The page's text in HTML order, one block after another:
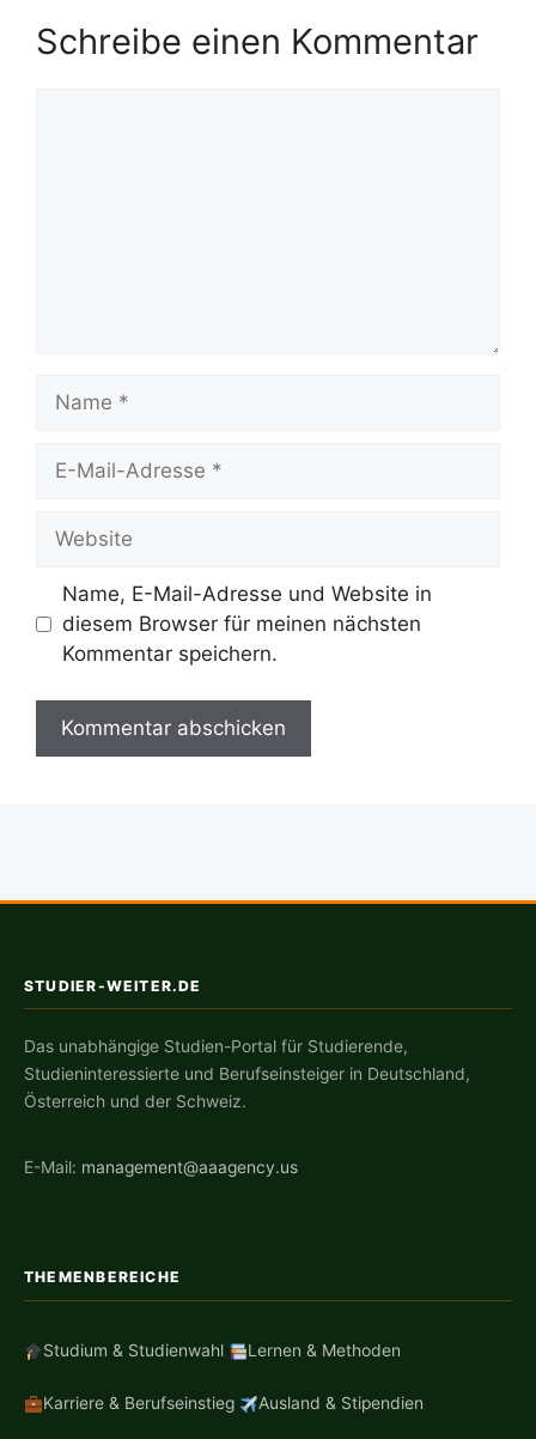
Schreibe einen Kommentar
Name
Website
Name, E-Mail-Adresse und Website in
diesem Browser für meinen nächsten
Kommentar speichern.
STUDIER-WEITER.DE
Das unabhängige Studien-Portal für Studierende,
Studieninteressierte und Berufseinsteiger in Deutschland,
Österreich und der Schweiz.
E-Mail: management@aaagency.us
THEMENBEREICHE
Studium & Studienwahl Lernen & Methoden
Karriere & Berufseinstieg Ausland & Stipendien